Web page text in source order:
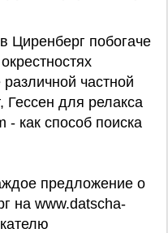
Циренберг побогаче
частной
Гессен для релакса
- как способ поиска
предложение о
на www.datscha-